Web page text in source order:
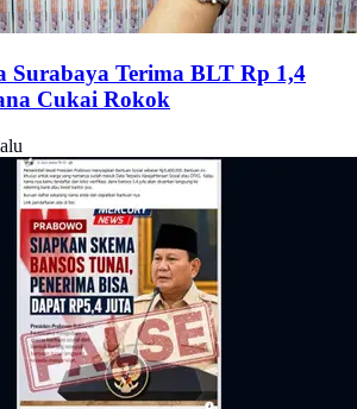
Surabaya Terima BLT Rp 1,4
Cukai Rokok